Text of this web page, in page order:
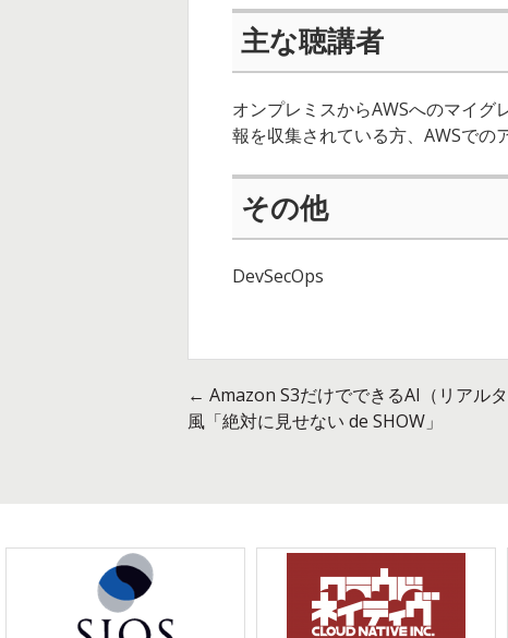
主な聴講者
オンプレミスからAWSへのマイ
報を収集されている方、AWSでの
その他
DevSecOps
投
ビ
← Amazon S3だけでできるAI（リアル
風「絶対に見せない de SHOW」